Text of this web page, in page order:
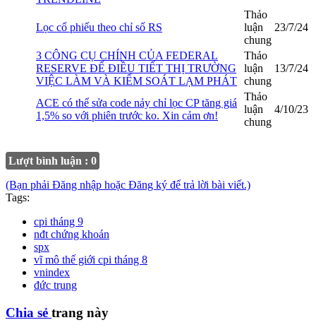
Lọc cổ phiếu theo chỉ số RS
Thảo
luận
chung
23/7/24
3 CÔNG CỤ CHÍNH CỦA FEDERAL
RESERVE ĐỂ ĐIỀU TIẾT THỊ TRƯỜNG
VIỆC LÀM VÀ KIỂM SOÁT LẠM PHÁT
Thảo
luận
chung
13/7/24
ACE có thể sửa code nảy chỉ lọc CP tăng giá
1,5% so với phiên trước ko. Xin cảm ơn!
Thảo
luận
chung
4/10/23
Lượt bình luận : 0
(Bạn phải Đăng nhập hoặc Đăng ký để trả lời bài viết.)
Tags:
cpi tháng 9
nđt chứng khoán
spx
vĩ mô thế giới cpi tháng 8
vnindex
đức trung
Chia sẻ trang này